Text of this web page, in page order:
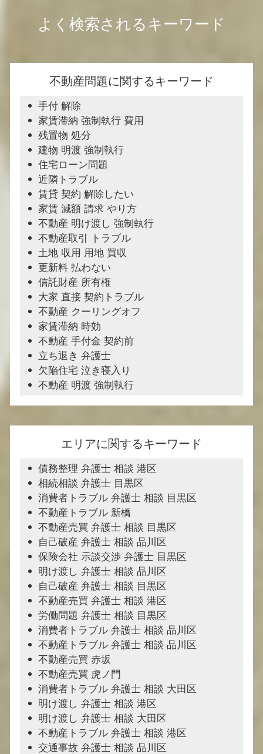
よく検索されるキーワード
不動産問題に関するキーワード
手付 解除
家賃滞納 強制執行 費用
残置物 処分
建物 明渡 強制執行
住宅ローン問題
近隣トラブル
賃貸 契約 解除したい
家賃 減額 請求 やり方
不動産 明け渡し 強制執行
不動産取引 トラブル
土地 収用 用地 買収
更新料 払わない
信託財産 所有権
大家 直接 契約トラブル
不動産 クーリングオフ
家賃滞納 時効
不動産 手付金 契約前
立ち退き 弁護士
欠陥住宅 泣き寝入り
不動産 明渡 強制執行
エリアに関するキーワード
債務整理 弁護士 相談 港区
相続相談 弁護士 目黒区
消費者トラブル 弁護士 相談 目黒区
不動産トラブル 新橋
不動産売買 弁護士 相談 目黒区
自己破産 弁護士 相談 品川区
保険会社 示談交渉 弁護士 目黒区
明け渡し 弁護士 相談 品川区
自己破産 弁護士 相談 目黒区
不動産売買 弁護士 相談 港区
労働問題 弁護士 相談 目黒区
消費者トラブル 弁護士 相談 品川区
不動産トラブル 弁護士 相談 品川区
不動産売買 赤坂
不動産売買 虎ノ門
消費者トラブル 弁護士 相談 大田区
明け渡し 弁護士 相談 港区
明け渡し 弁護士 相談 大田区
不動産トラブル 弁護士 相談 港区
交通事故 弁護士 相談 品川区